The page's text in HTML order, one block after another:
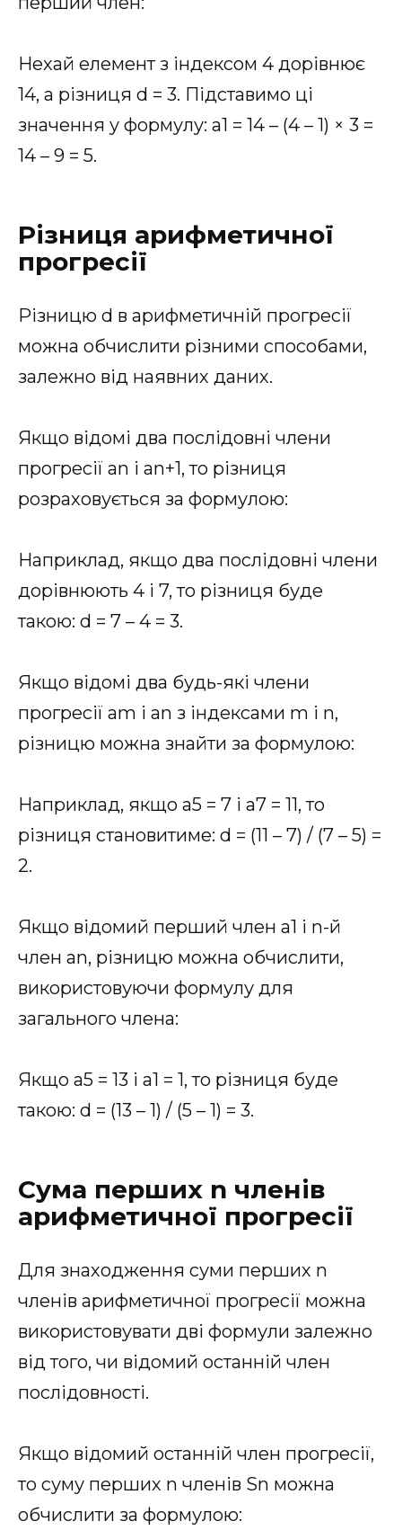
Нехай елемент з індексом 4 дорівнює
14, а різниця d = 3. Підставимо ці
значення у формулу: a1 = 14 – (4 – 1) × 3 =
14 – 9 = 5.
Різниця арифметичної
прогресії
Різницю d в арифметичній прогресії
можна обчислити різними способами,
залежно від наявних даних.
Якщо відомі два послідовні члени
прогресії an і an+1, то різниця
розраховується за формулою:
Наприклад, якщо два послідовні члени
дорівнюють 4 і 7, то різниця буде
такою: d = 7 – 4 = 3.
Якщо відомі два будь-які члени
прогресії am і an з індексами m і n,
різницю можна знайти за формулою:
Наприклад, якщо a5 = 7 і a7 = 11, то
різниця становитиме: d = (11 – 7) / (7 – 5) =
2.
Якщо відомий перший член a1 і n-й
член an, різницю можна обчислити,
використовуючи формулу для
загального члена:
Якщо a5 = 13 і a1 = 1, то різниця буде
такою: d = (13 – 1) / (5 – 1) = 3.
Сума перших n членів
арифметичної прогресії
Для знаходження суми перших n
членів арифметичної прогресії можна
використовувати дві формули залежно
від того, чи відомий останній член
послідовності.
Якщо відомий останній член прогресії,
то суму перших n членів Sn можна
обчислити за формулою: